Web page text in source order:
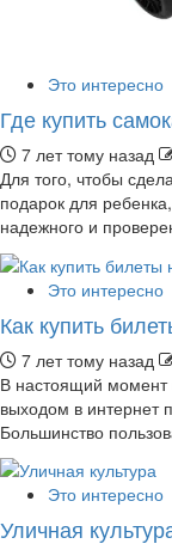
Это интересно
Где купить
7 лет тому назад
Для того, чтобы
подарок для
надежного и
Это интересно
Как купить
7 лет тому назад
В настоящий момент
выходом в интернет
Большинство
Это интересно
Уличная